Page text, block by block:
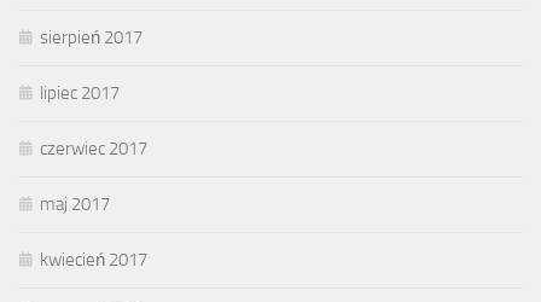
sierpień 2017
lipiec 2017
czerwiec 2017
maj 2017
kwiecień 2017